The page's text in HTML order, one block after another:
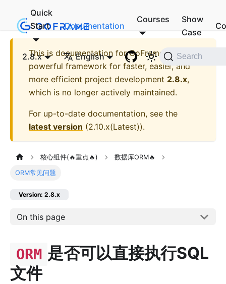
Quick
Start
Documentation
Courses
Show
Case
2.8.x English Search
This is documentation forGoFrame - A
powerful framework for faster, easier, and
more efficient project development 2.8.x,
which is no longer actively maintained.
For up-to-date documentation, see the
latest version (2.10.x(Latest)).
核心组件(🔥重点🔥) 数据库ORM🔥
ORM常见问题
Version: 2.8.x
On this page
ORM 是否可以直接执行SQL
文件